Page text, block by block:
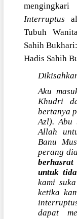
Interruptus
Tubuh
Sahih
Hadis Sahih
Aku
Khudri
bertanya
Azl). Abu
Allah
Banu
perang
untuk
kami
ketika
dapat